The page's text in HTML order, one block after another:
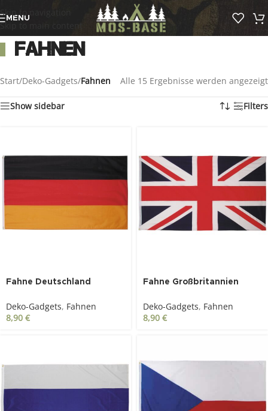
Skip to navigation
Skip to main content
MENU
Fahnen
Start/Deko-Gadgets/Fahnen Alle 15 Ergebnisse werden angezeigt
Show sidebar Filters
Fahne Deutschland
Deko-Gadgets, Fahnen
8,90 €
Fahne Großbritannien
Deko-Gadgets, Fahnen
8,90 €